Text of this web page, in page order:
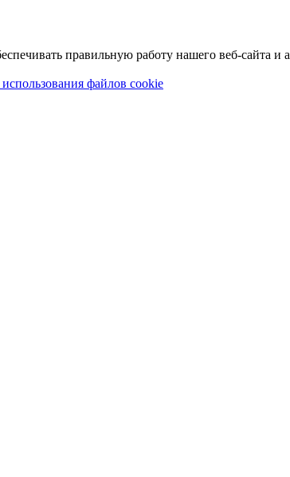
правильную работу нашего веб-сайта и
файлов cookie